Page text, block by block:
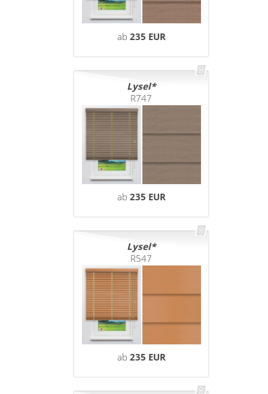
ab 235 EUR
Lysel
R747
ab 235 EUR
Lysel
R547
ab 235 EUR